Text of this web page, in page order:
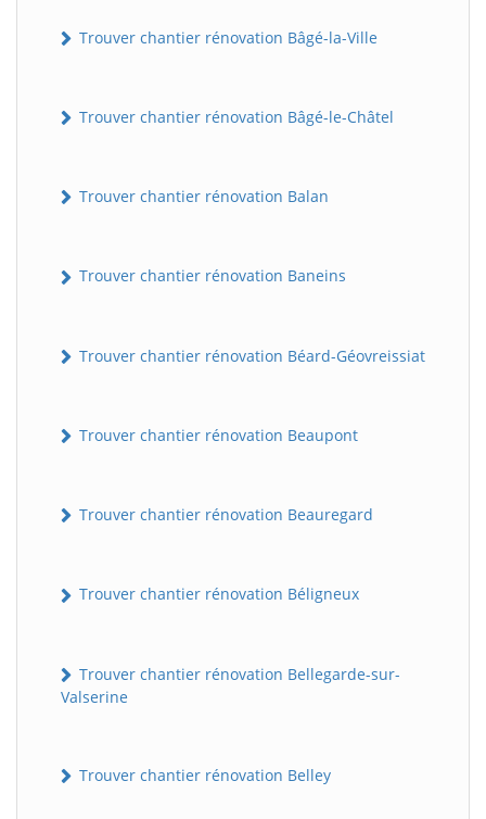
Trouver chantier rénovation Bâgé-la-Ville
Trouver chantier rénovation Bâgé-le-Châtel
Trouver chantier rénovation Balan
Trouver chantier rénovation Baneins
Trouver chantier rénovation Béard-Géovreissiat
Trouver chantier rénovation Beaupont
Trouver chantier rénovation Beauregard
Trouver chantier rénovation Béligneux
Trouver chantier rénovation Bellegarde-sur-
Valserine
Trouver chantier rénovation Belley